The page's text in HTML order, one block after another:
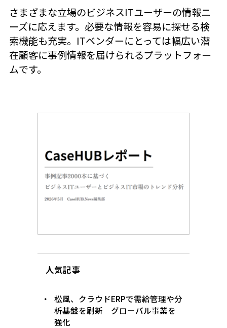
さまざまな立場のビジネスITユーザーの情報ニ
ーズに応えます。必要な情報を容易に探せる検
索機能も充実。ITベンダーにとっては幅広い潜
在顧客に事例情報を届けられるプラットフォー
ムです。
人気記事
松風、クラウドERPで需給管理や分
析基盤を刷新 グローバル事業を
強化